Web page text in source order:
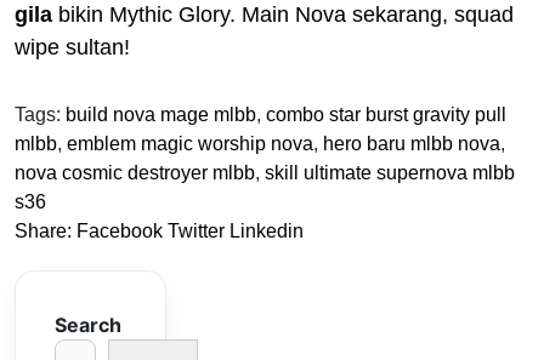
gila bikin Mythic Glory. Main Nova sekarang, squad
wipe sultan!
Tags: build nova mage mlbb, combo star burst gravity pull
mlbb, emblem magic worship nova, hero baru mlbb nova,
nova cosmic destroyer mlbb, skill ultimate supernova mlbb
s36
Share: Facebook Twitter Linkedin
Search